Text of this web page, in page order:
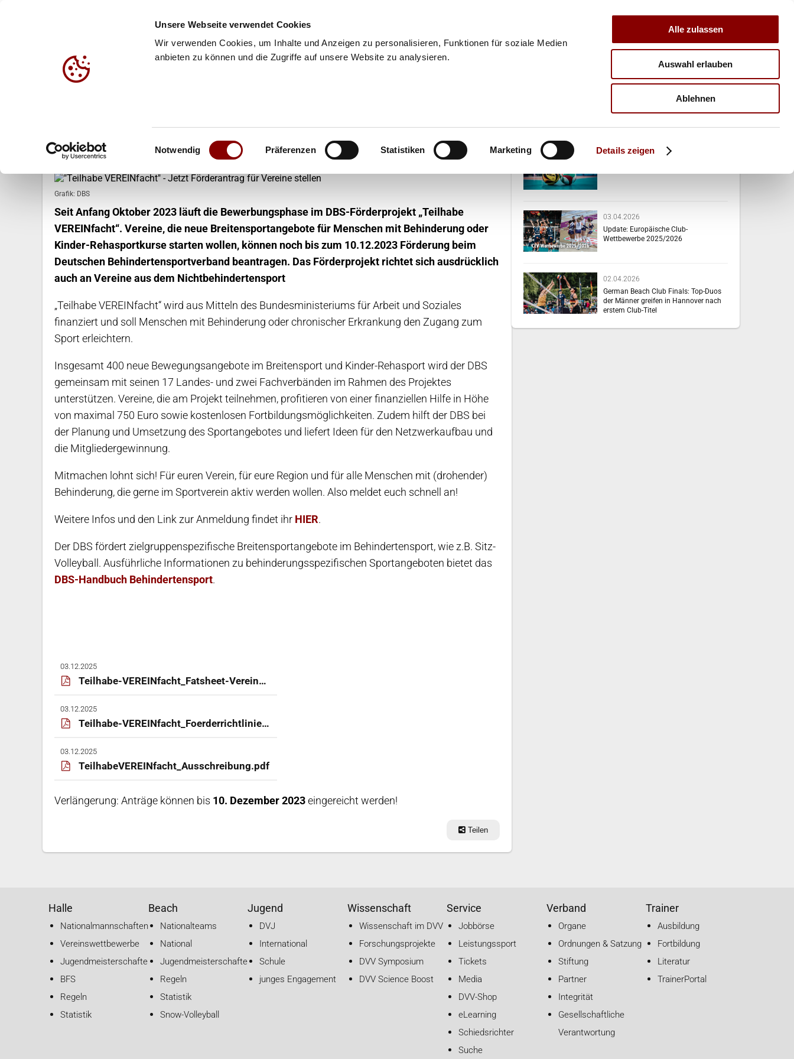
Unsere Webseite verwendet Cookies
Wir verwenden Cookies, um Inhalte und Anzeigen zu personalisieren, Funktionen für soziale Medien
anbieten zu können und die Zugriffe auf unsere Website zu analysieren.
Einwilligungsauswahl
Notwendig Präferenzen Statistiken Marketing Details zeigen
Alle zulassen
Auswahl erlauben
Ablehnen
VERBAND TRAINER
"Teilhabe VEREINfacht" - Jetzt Förderantrag für Vereine stellen
Grafik: DBS
Seit Anfang Oktober 2023 läuft die Bewerbungsphase im DBS-Förderprojekt „Teilhabe
VEREINfacht“. Vereine, die neue Breitensportangebote für Menschen mit Behinderung oder
Kinder-Rehasportkurse starten wollen, können noch bis zum 10.12.2023 Förderung beim
Deutschen Behindertensportverband beantragen. Das Förderprojekt richtet sich ausdrücklich
auch an Vereine aus dem Nichtbehindertensport
„Teilhabe VEREINfacht“ wird aus Mitteln des Bundesministeriums für Arbeit und Soziales
finanziert und soll Menschen mit Behinderung oder chronischer Erkrankung den Zugang zum
Sport erleichtern.
Insgesamt 400 neue Bewegungsangebote im Breitensport und Kinder-Rehasport wird der DBS
gemeinsam mit seinen 17 Landes- und zwei Fachverbänden im Rahmen des Projektes
unterstützen. Vereine, die am Projekt teilnehmen, profitieren von einer finanziellen Hilfe in Höhe
von maximal 750 Euro sowie kostenlosen Fortbildungsmöglichkeiten. Zudem hilft der DBS bei
der Planung und Umsetzung des Sportangebotes und liefert Ideen für den Netzwerkaufbau und
die Mitgliedergewinnung.
Mitmachen lohnt sich! Für euren Verein, für eure Region und für alle Menschen mit (drohender)
Behinderung, die gerne im Sportverein aktiv werden wollen. Also meldet euch schnell an!
Weitere Infos und den Link zur Anmeldung findet ihr HIER.
Der DBS fördert zielgruppenspezifische Breitensportangebote im Behindertensport, wie z.B. Sitz-
Volleyball. Ausführliche Informationen zu behinderungsspezifischen Sportangeboten bietet das
DBS-Handbuch Behindertensport.
03.12.2025
Teilhabe-VEREINfacht_Fatsheet-Vereine.pdf
03.12.2025
Teilhabe-VEREINfacht_Foerderrichtlinien.pdf
03.12.2025
TeilhabeVEREINfacht_Ausschreibung.pdf
Verlängerung: Anträge können bis 10. Dezember 2023eingereicht werden!
Teilen
07.04.2026
03.04.2026
Update: Europäische Club-
Wettbewerbe 2025/2026
02.04.2026
German Beach Club Finals: Top-Duos
der Männer greifen in Hannover nach
erstem Club-Titel
Halle
Nationalmannschaften
Vereinswettbewerbe
Jugendmeisterschaften
BFS
Regeln
Statistik
Beach
Nationalteams
National
Jugendmeisterschaften
Regeln
Statistik
Snow-Volleyball
Jugend
DVJ
International
Schule
junges Engagement
Wissenschaft
Wissenschaft im DVV
Forschungsprojekte
DVV Symposium
DVV Science Boost
Service
Jobbörse
Leistungssport
Tickets
Media
DVV-Shop
eLearning
Schiedsrichter
Suche
Verband
Organe
Ordnungen & Satzung
Stiftung
Partner
Integrität
Gesellschaftliche
Verantwortung
Trainer
Ausbildung
Fortbildung
Literatur
TrainerPortal